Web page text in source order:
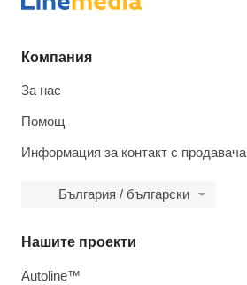
Компания
За нас
Помощ
Информация за контакт с продавача
България / български
Нашите проекти
Autoline™